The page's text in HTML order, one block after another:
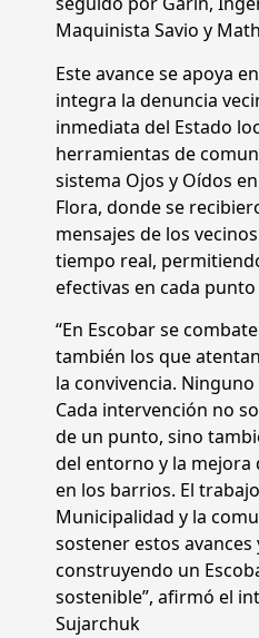
Maquinista Savio y
Este avance se apoya
integra la denuncia
inmediata del Estado
herramientas de
sistema Ojos y Oídos
Flora, donde se
mensajes de los
tiempo real,
efectivas en cada
“En Escobar se
también los que
la convivencia.
Cada intervención no
de un punto, sino
del entorno y la mejora
en los barrios. El
Municipalidad y la
sostener estos avances
construyendo un
sostenible”, afirmó el
Sujarchuk